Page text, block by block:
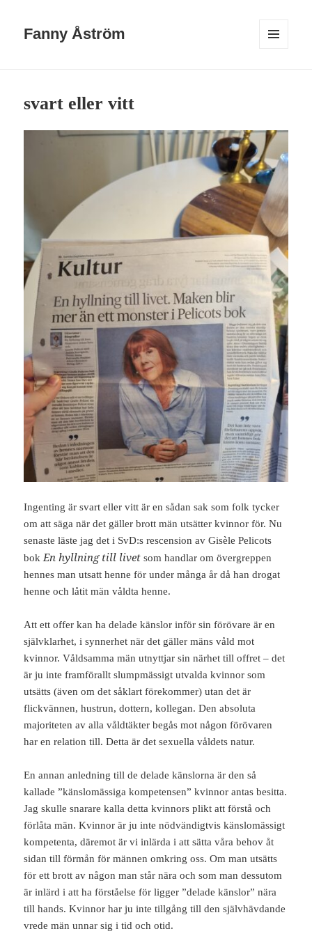
Fanny Åström
svart eller vitt
Ingenting är svart eller vitt är en sådan sak som folk tycker
om att säga när det gäller brott män utsätter kvinnor för. Nu
senaste läste jag det i SvD:s rescension av Gisèle Pelicots
bokEn hyllning till livet som handlar om övergreppen
hennes man utsatt henne för under många år då han drogat
henne och låtit män våldta henne.
Att ett offer kan ha delade känslor inför sin förövare är en
självklarhet, i synnerhet när det gäller mäns våld mot
kvinnor. Våldsamma män utnyttjar sin närhet till offret – det
är ju inte framförallt slumpmässigt utvalda kvinnor som
utsätts (även om det såklart förekommer) utan det är
flickvännen, hustrun, dottern, kollegan. Den absoluta
majoriteten av alla våldtäkter begås mot någon förövaren
har en relation till. Detta är det sexuella våldets natur.
En annan anledning till de delade känslorna är den så
kallade ”känslomässiga kompetensen” kvinnor antas besitta.
Jag skulle snarare kalla detta kvinnors plikt att förstå och
förlåta män. Kvinnor är ju inte nödvändigtvis känslomässigt
kompetenta, däremot är vi inlärda i att sätta våra behov åt
sidan till förmån för männen omkring oss. Om man utsätts
för ett brott av någon man står nära och som man dessutom
är inlärd i att ha förståelse för ligger ”delade känslor” nära
till hands. Kvinnor har ju inte tillgång till den självhävdande
vrede män unnar sig i tid och otid.